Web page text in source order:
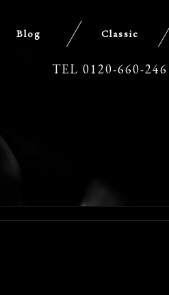
TEL 0120-660-246
Blog Classic